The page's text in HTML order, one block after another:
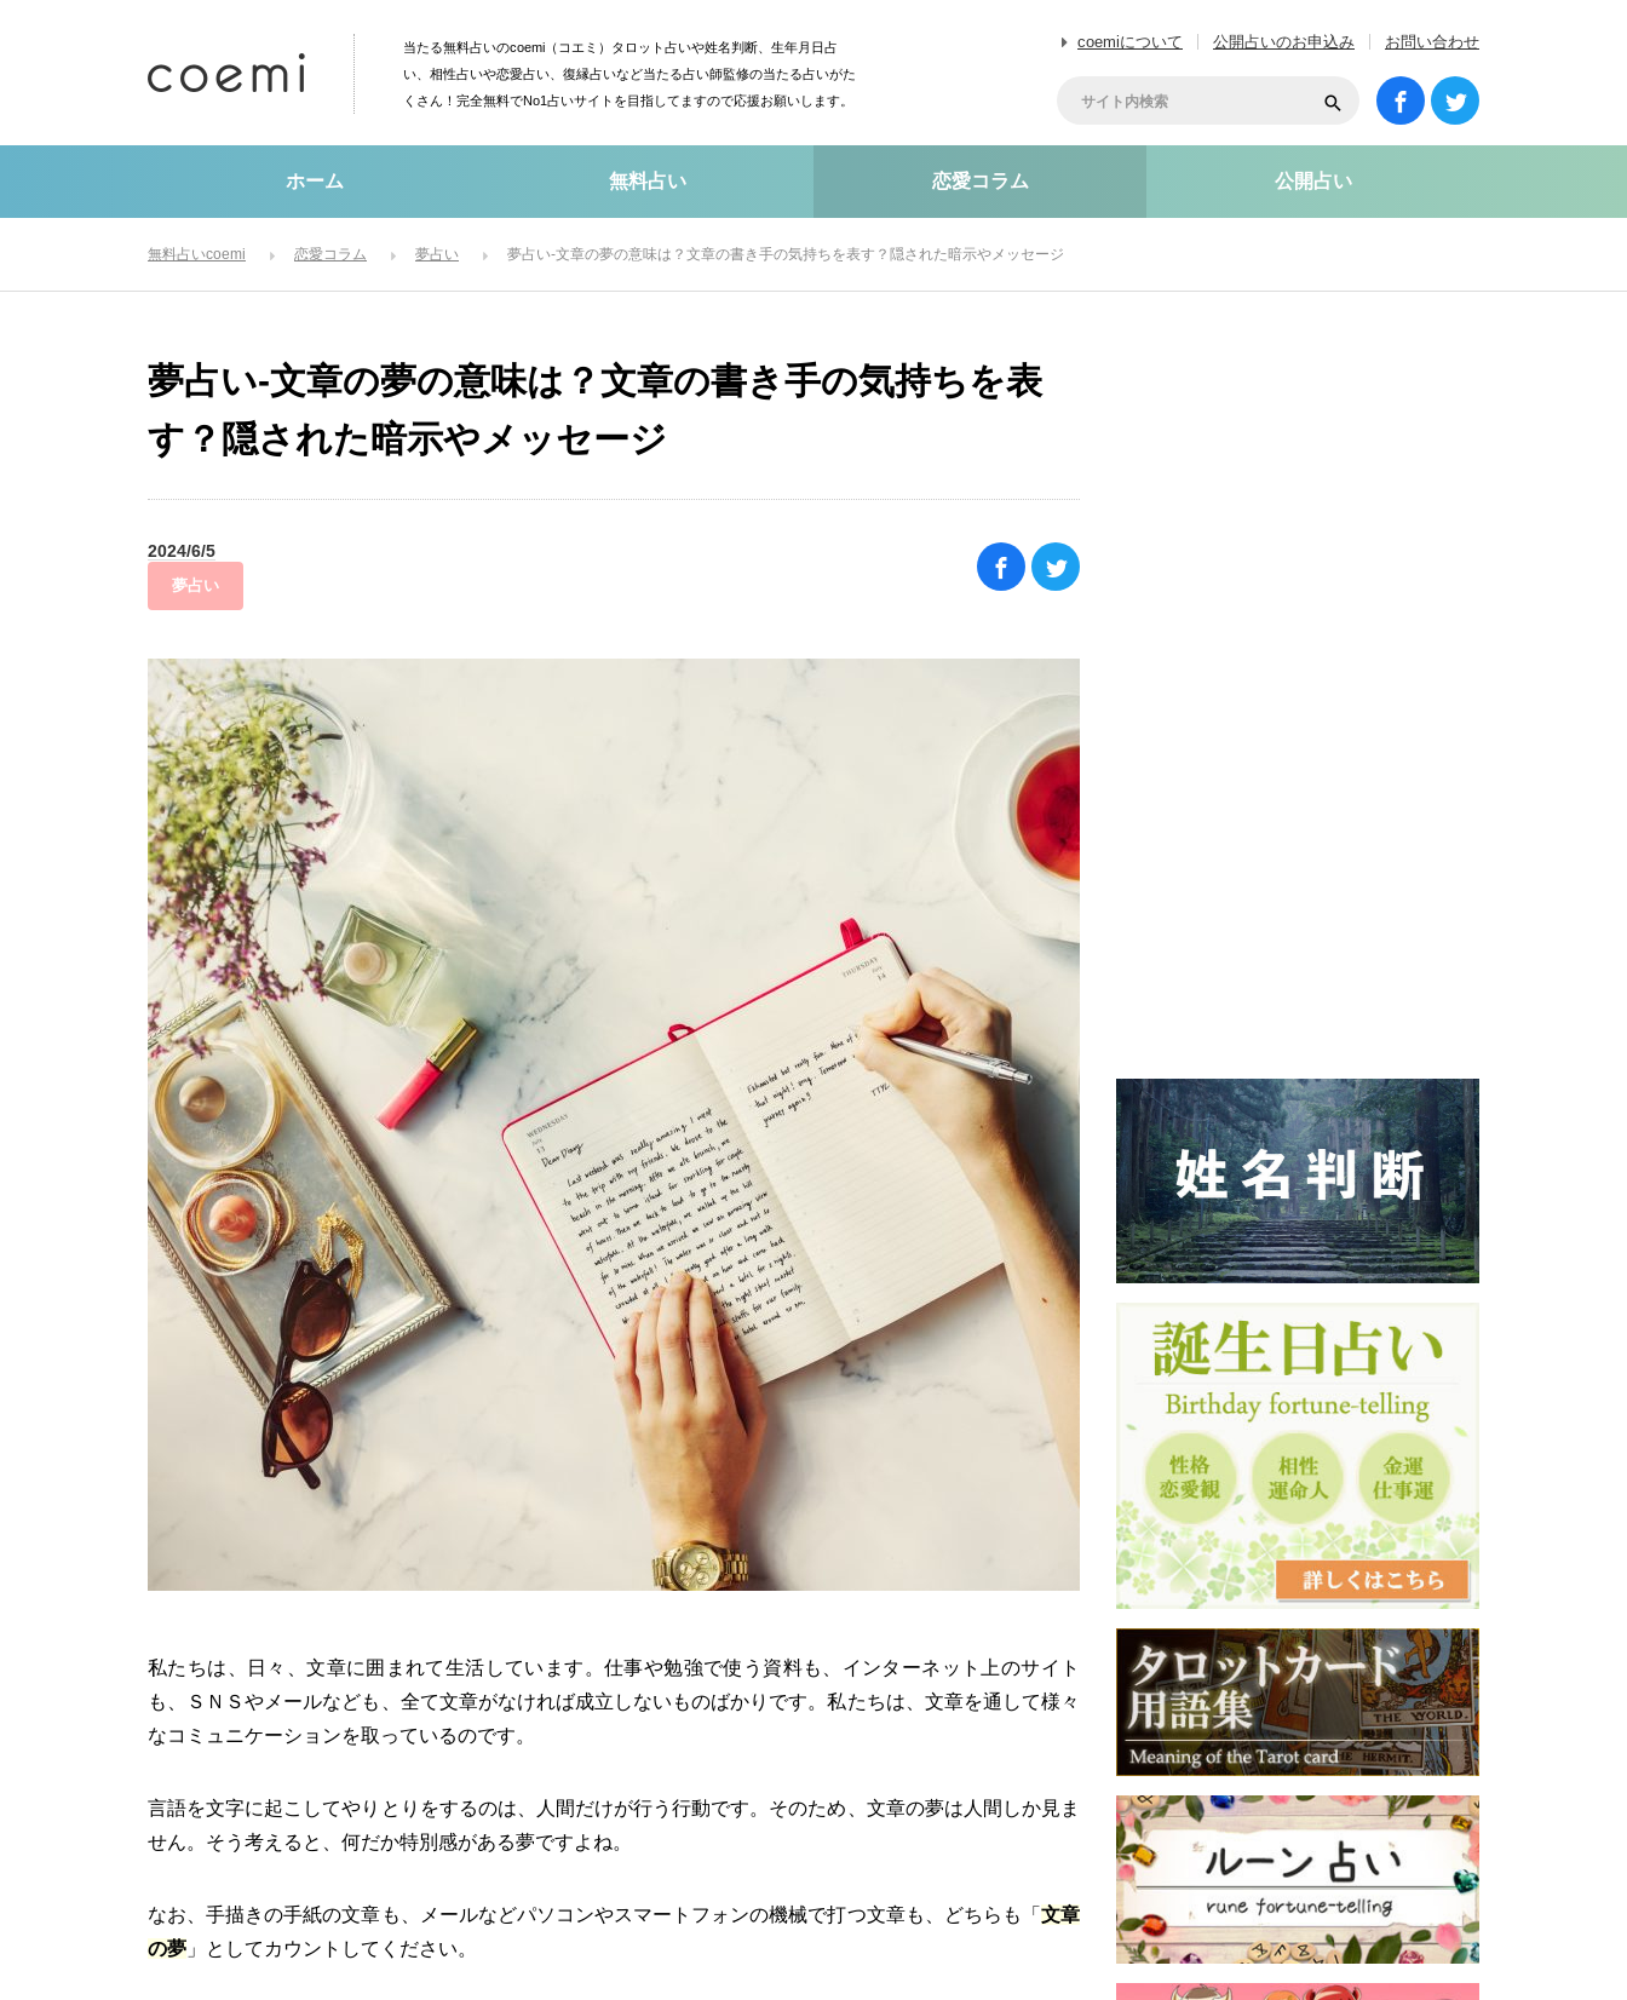
当たる無料占いのcoemi（コエミ）タロット占いや姓名判断、生年月日占
い、相性占いや恋愛占い、復縁占いなど当たる占い師監修の当たる占いがた
くさん！完全無料でNo1占いサイトを目指してますので応援お願いします。
coemiについて 公開占いのお申込み お問い合わせ
ホーム 無料占い 恋愛コラム 公開占い
無料占いcoemi 恋愛コラム 夢占い 夢占い-文章の夢の意味は？文章の書き手の気持ちを表す？隠された暗示やメッセージ
夢占い-文章の夢の意味は？文章の書き手の気持ちを表
す？隠された暗示やメッセージ
2024/6/5
夢占い
私たちは、日々、文章に囲まれて生活しています。仕事や勉強で使う資料も、インターネット上のサイト
も、ＳＮＳやメールなども、全て文章がなければ成立しないものばかりです。私たちは、文章を通して様々
なコミュニケーションを取っているのです。
言語を文字に起こしてやりとりをするのは、人間だけが行う行動です。そのため、文章の夢は人間しか見ま
せん。そう考えると、何だか特別感がある夢ですよね。
なお、手描きの手紙の文章も、メールなどパソコンやスマートフォンの機械で打つ文章も、どちらも「 文章
の夢 」としてカウントしてください。